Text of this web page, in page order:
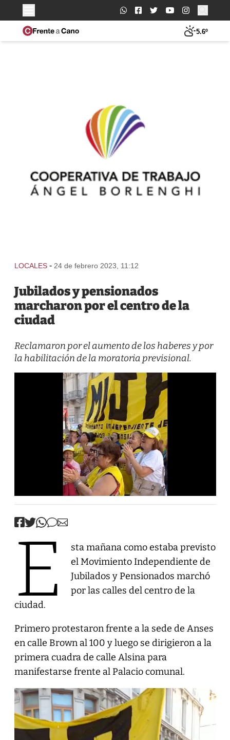
Buscar:
5.6º
LOCALES - 24 de febrero 2023, 11:12
Jubilados y pensionados
marcharon por el centro de la
ciudad
Reclamaron por el aumento de los haberes y por
la habilitación de la moratoria previsional.
E
sta mañana como estaba previsto
el Movimiento Independiente de
Jubilados y Pensionados marchó
por las calles del centro de la
ciudad.
Primero protestaron frente a la sede de Anses
en calle Brown al 100 y luego se dirigieron a la
primera cuadra de calle Alsina para
manifestarse frente al Palacio comunal.